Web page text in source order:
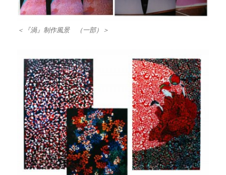
＜『渦』制作風景 （一部）＞